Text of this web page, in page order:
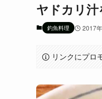
ヤドカリ
釣魚料理 2017
リンクにプロ